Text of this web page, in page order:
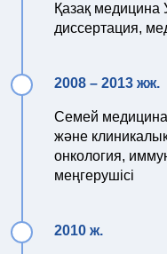
Қазақ медицина
диссертация,
2008 – 2013 жж.
Семей
және
онкология,
меңгерушісі
2010 ж.